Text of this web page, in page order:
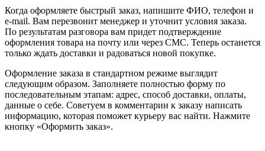
Когда оформляете быстрый заказ, напишите ФИО, телефон и
e-mail. Вам перезвонит менеджер и уточнит условия заказа.
По результатам разговора вам придет подтверждение
оформления товара на почту или через СМС. Теперь останется
только ждать доставки и радоваться новой покупке.
Оформление заказа в стандартном режиме выглядит
следующим образом. Заполняете полностью форму по
последовательным этапам: адрес, способ доставки, оплаты,
данные о себе. Советуем в комментарии к заказу написать
информацию, которая поможет курьеру вас найти. Нажмите
кнопку «Оформить заказ».